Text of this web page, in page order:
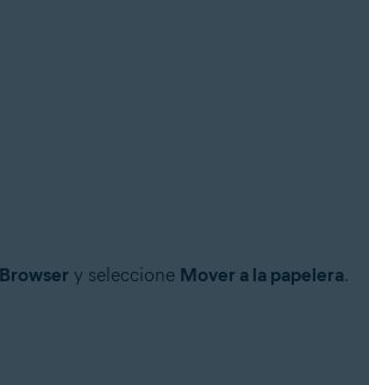
y seleccione Mover a la papelera.